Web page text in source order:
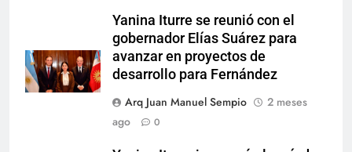
Yanina Iturre se reunió con el
gobernador Elías Suárez para
avanzar en proyectos de
desarrollo para Fernández
Arq Juan Manuel Sempio
2 meses
ago
0